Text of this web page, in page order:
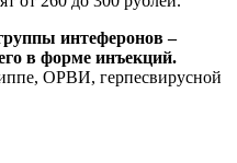
интеферонов –
в форме инъекций.
ОРВИ, герпесвирусной